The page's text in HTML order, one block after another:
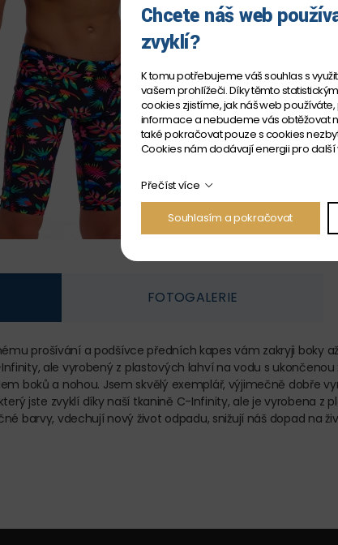
FOTOGALERIE
prošívání a podšívce předních kapes vám zakryji boky
ale vyrobený z plastových lahví na vodu s
boků a nohou. Jsem skvělý exemplář, výjimečně dobře
jste zvyklí díky naší tkanině C-Infinity, ale je vyrobena z
barvy, vdechují nový život odpadu, snižují náš dopad na
Chcete náš web
zvyklí?
K tomu potřebujeme váš souhlas s
vašem prohlížeči. Díky těmto
cookies zjistíme, jak náš web
informace a nebudeme vás obtěžovat
také pokračovat pouze s cookies
Cookies nám dodávají energii pro další
Přečíst více
Souhlasím a pokračovat